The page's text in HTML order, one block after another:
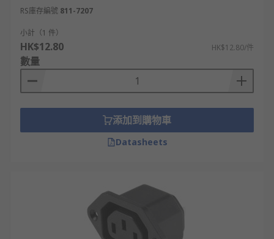
RS庫存編號 811-7207
小計（1 件）
HK$12.80 HK$12.80/件
數量
添加到購物車
Datasheets